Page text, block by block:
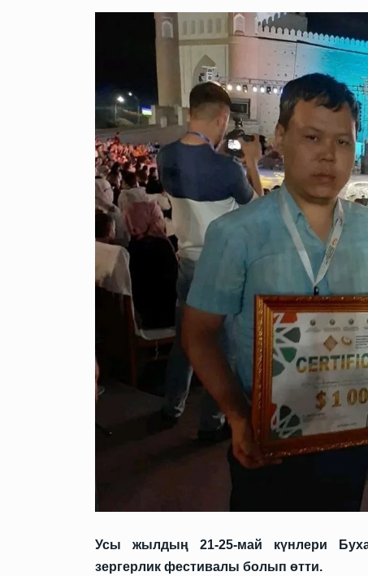
Усы жылдың 21-25-май күнлери
зергерлик фестивалы болып өтти.